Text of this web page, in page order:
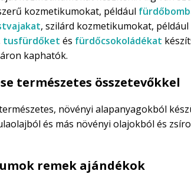
kozmetikumokat, például
, szilárd kozmetikumokat, például
tusfürdőket és fürdőcsokoládékat
kaphatók.
természetes összetevőkkel
növényi alapanyagokból
és más növényi olajokból és
remek ajándékok